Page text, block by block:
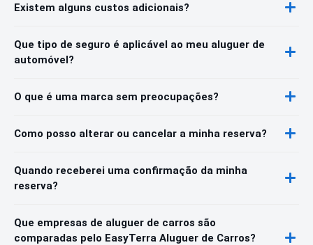
Existem alguns custos adicionais?
Que tipo de seguro é aplicável ao meu aluguer de
automóvel?
O que é uma marca sem preocupações?
Como posso alterar ou cancelar a minha reserva?
Quando receberei uma confirmação da minha
reserva?
Que empresas de aluguer de carros são
comparadas pelo EasyTerra Aluguer de Carros?